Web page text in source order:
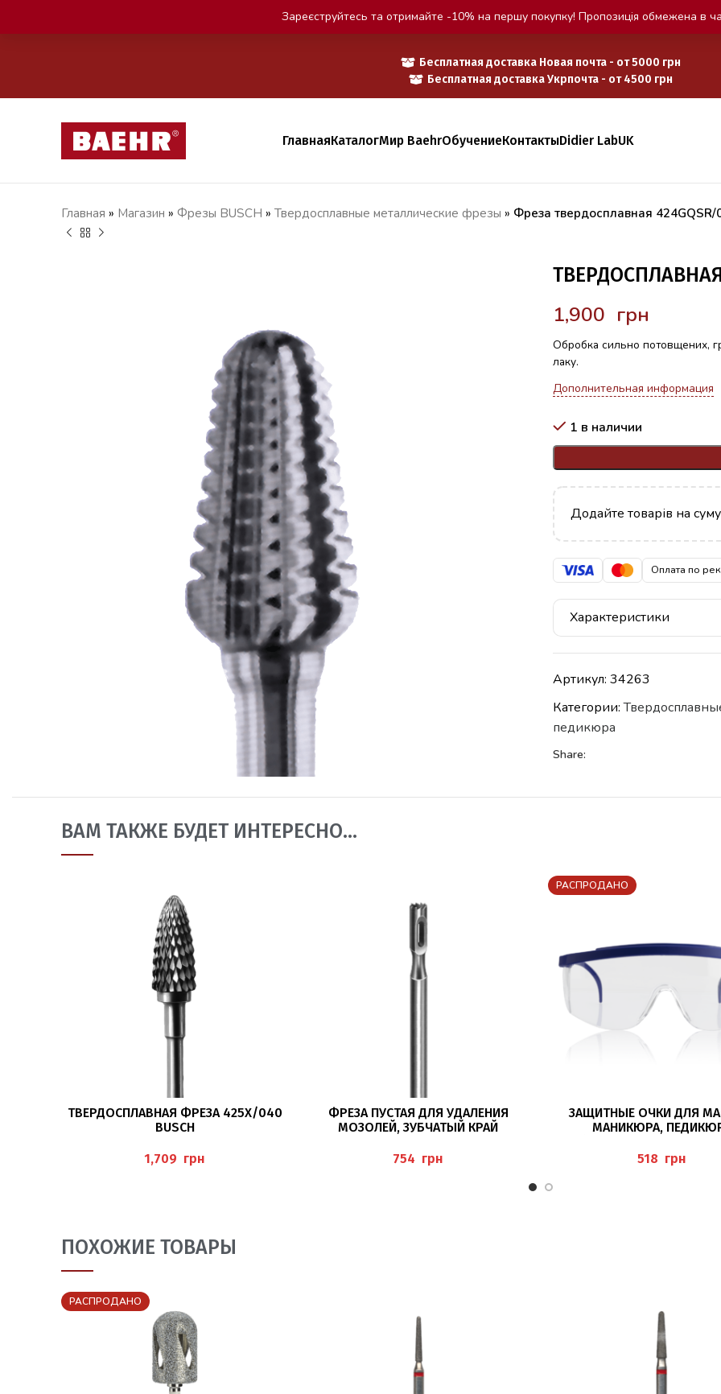
Бесплатная доставка Новая почта - от 5000 грн
Бесплатная доставка Укрпочта - от 4500 грн
ГлавнаяКаталогМир BaehrОбучениеКонтактыDidier LabUK
Главная » Магазин » Фрезы BUSCH » Твердосплавные металлические фрезы » Фреза твердосплавная 424GQSR/
ТВЕРДОСПЛАВНАЯ
грн
Обробка сильно потовщених,
лаку.
Дополнительная информация
1 в наличии
Додайте товарів на суму
Оплата по
Характеристики
Артикул: 34263
Категории:
педикюра
Share:
ВАМ ТАКЖЕ БУДЕТ ИНТЕРЕСНО…
В КОРЗИНУ
ТВЕРДОСПЛАВНАЯ ФРЕЗА 425X/040
BUSCH
грн
В КОРЗИНУ
ФРЕЗА ПУСТАЯ ДЛЯ УДАЛЕНИЯ
МОЗОЛЕЙ, ЗУБЧАТЫЙ КРАЙ
грн
РАСПРОДАНО
ПОДРОБНЕЕ
ЗАЩИТНЫЕ ОЧКИ ДЛЯ
МАНИКЮРА,
SEITENSCHUTZ), BAEHR
грн
ПОХОЖИЕ ТОВАРЫ
РАСПРОДАНО
Зареєструйтесь та отримайте -10% на першу покупку! Пропозиція обмежена в